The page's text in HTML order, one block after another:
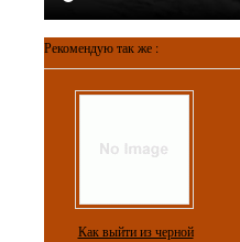
Рекомендую так же :
Как выйти из черной